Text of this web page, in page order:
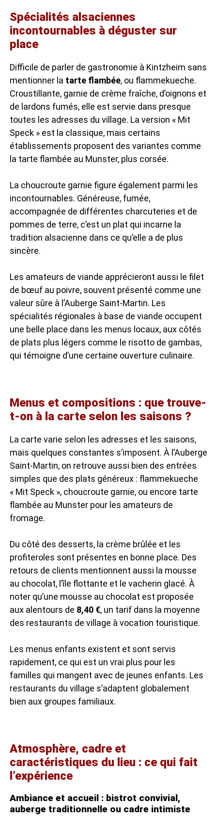
Spécialités alsaciennes
incontournables à déguster sur
place
Difficile de parler de gastronomie à Kintzheim sans
mentionner la tarte flambée, ou flammekueche.
Croustillante, garnie de crème fraîche, d’oignons et
de lardons fumés, elle est servie dans presque
toutes les adresses du village. La version « Mit
Speck » est la classique, mais certains
établissements proposent des variantes comme
la tarte flambée au Munster, plus corsée.
La choucroute garnie figure également parmi les
incontournables. Généreuse, fumée,
accompagnée de différentes charcuteries et de
pommes de terre, c’est un plat qui incarne la
tradition alsacienne dans ce qu’elle a de plus
sincère.
Les amateurs de viande apprécieront aussi le filet
de bœuf au poivre, souvent présenté comme une
valeur sûre à l’Auberge Saint-Martin. Les
spécialités régionales à base de viande occupent
une belle place dans les menus locaux, aux côtés
de plats plus légers comme le risotto de gambas,
qui témoigne d’une certaine ouverture culinaire.
Menus et compositions : que trouve-
t-on à la carte selon les saisons ?
La carte varie selon les adresses et les saisons,
mais quelques constantes s’imposent. À l’Auberge
Saint-Martin, on retrouve aussi bien des entrées
simples que des plats généreux : flammekueche
« Mit Speck », choucroute garnie, ou encore tarte
flambée au Munster pour les amateurs de
fromage.
Du côté des desserts, la crème brûlée et les
profiteroles sont présentes en bonne place. Des
retours de clients mentionnent aussi la mousse
au chocolat, l’île flottante et le vacherin glacé. À
noter qu’une mousse au chocolat est proposée
aux alentours de 8,40 €, un tarif dans la moyenne
des restaurants de village à vocation touristique.
Les menus enfants existent et sont servis
rapidement, ce qui est un vrai plus pour les
familles qui mangent avec de jeunes enfants. Les
restaurants du village s’adaptent globalement
bien aux groupes familiaux.
Atmosphère, cadre et
caractéristiques du lieu : ce qui fait
l’expérience
Ambiance et accueil : bistrot convivial,
auberge traditionnelle ou cadre intimiste